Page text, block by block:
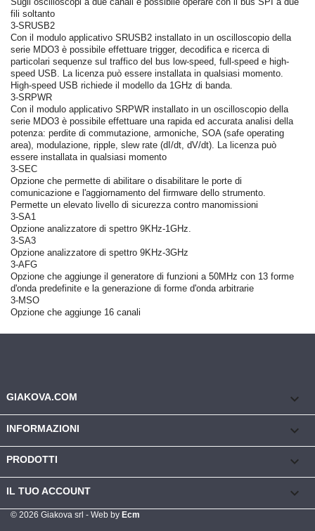
fili soltanto
3-SRUSB2
Con il modulo applicativo SRUSB2 installato in un oscilloscopio della
serie MDO3 è possibile effettuare trigger, decodifica e ricerca di
particolari sequenze sul traffico del bus low-speed, full-speed e high-
speed USB. La licenza può essere installata in qualsiasi momento.
High-speed USB richiede il modello da 1GHz di banda.
3-SRPWR
Con il modulo applicativo SRPWR installato in un oscilloscopio della
serie MDO3 è possibile effettuare una rapida ed accurata analisi della
potenza: perdite di commutazione, armoniche, SOA (safe operating
area), modulazione, ripple, slew rate (dI/dt, dV/dt). La licenza può
essere installata in qualsiasi momento
3-SEC
Opzione che permette di abilitare o disabilitare le porte di
comunicazione e l'aggiornamento del firmware dello strumento.
Permette un elevato livello di sicurezza contro manomissioni
3-SA1
Opzione analizzatore di spettro 9KHz-1GHz.
3-SA3
Opzione analizzatore di spettro 9KHz-3GHz
3-AFG
Opzione che aggiunge il generatore di funzioni a 50MHz con 13 forme
d'onda predefinite e la generazione di forme d'onda arbitrarie
3-MSO
Opzione che aggiunge 16 canali
GIAKOVA.COM keyboard_arrow_down
INFORMAZIONI 
PRODOTTI 
IL TUO ACCOUNT 
© 2026 Giakova srl - Web by Ecm